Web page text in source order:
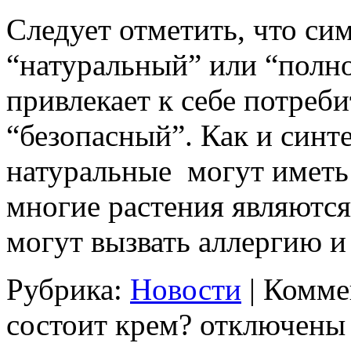
Следует отметить, что
“натуральный” или
привлекает к себе
“безопасный”. Как и
натуральные могут
многие растения
могут вызвать аллергию
Рубрика: Новости |
состоит крем? отключены